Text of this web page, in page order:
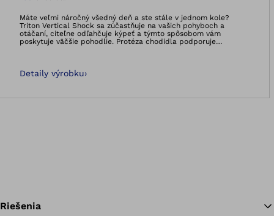
Otvorí obrázok v
Máte veľmi náročný všedný deň a ste stále v jednom kole?
Triton Vertical Shock sa zúčastňuje na vašich pohyboch a
otáčaní, citeľne odľahčuje kýpeť a týmto spôsobom vám
poskytuje väčšie pohodlie. Protéza chodidla podporuje
odpruží zaznamenané nárazy pri došľape päty alebo aj v
Detaily výrobku›
Riešenia